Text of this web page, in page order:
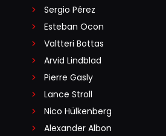
Sergio Pérez
Esteban Ocon
Valtteri Bottas
Arvid Lindblad
Pierre Gasly
Lance Stroll
Nico Hülkenberg
Alexander Albon